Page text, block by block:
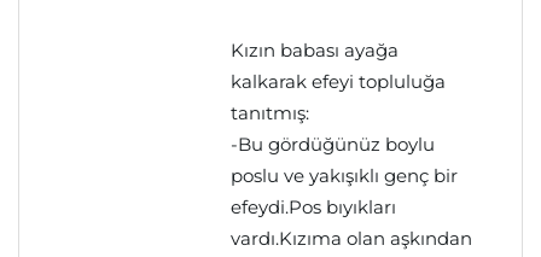
Kızın babası ayağa
kalkarak efeyi topluluğa
tanıtmış:
-Bu gördüğünüz boylu
poslu ve yakışıklı genç bir
efeydi.Pos bıyıkları
vardı.Kızıma olan aşkından